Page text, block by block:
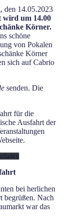
den 14.05.2023
wird um 14.00
Körner.
schöne
von Pokalen
Körner
sich auf Cabrio
senden. Die
für die
Ausfahrt der
bei herlichen
begrüßen. Nach
war das